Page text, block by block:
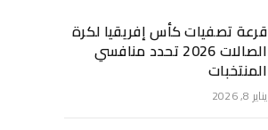
قرعة تصفيات كأس إفريقيا لكرة
الصالات 2026 تحدد منافسي
المنتخبات
يناير 8, 2026